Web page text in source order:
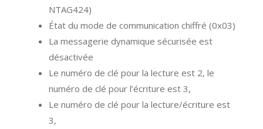
NTAG424)
État du mode de communication chiffré (0x03)
La messagerie dynamique sécurisée est
désactivée
Le numéro de clé pour la lecture est 2, le
numéro de clé pour l’écriture est 3,
Le numéro de clé pour la lecture/écriture est
3,